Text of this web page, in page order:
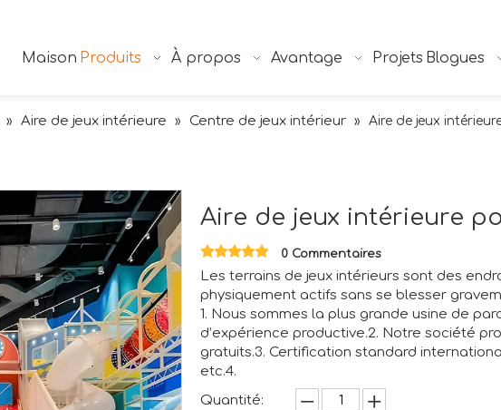
Maison Produits À propos Avantage Projets Blogues
» Aire de jeux intérieure » Centre de jeux intérieur » Aire de jeux
Aire de jeux intérieure
0 Commentaires
Les terrains de jeux intérieurs sont des
physiquement actifs sans se blesser
1. Nous sommes la plus grande usine de
d’expérience productive.2. Notre société
gratuits.3. Certification standard
etc.4.
Quantité: